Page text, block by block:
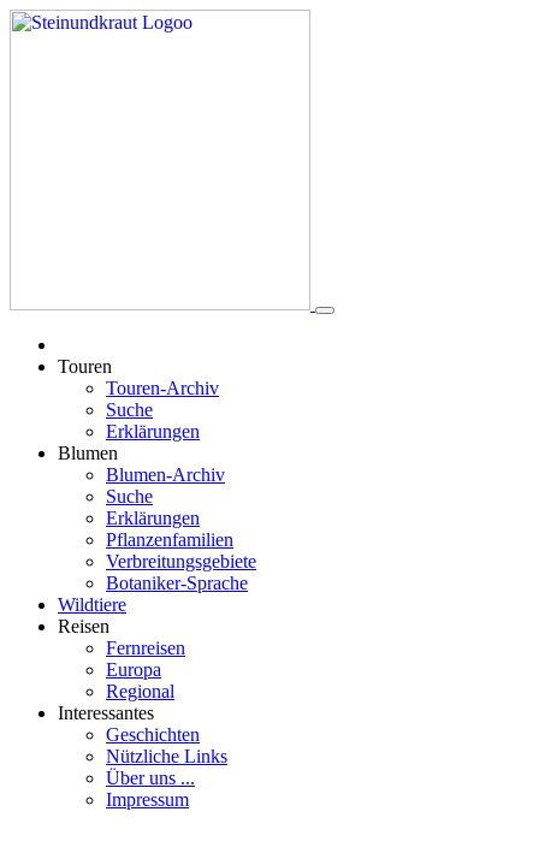
Touren
Touren-Archiv
Suche
Erklärungen
Blumen
Blumen-Archiv
Suche
Erklärungen
Pflanzenfamilien
Verbreitungsgebiete
Botaniker-Sprache
Wildtiere
Reisen
Fernreisen
Europa
Regional
Interessantes
Geschichten
Nützliche Links
Über uns ...
Impressum